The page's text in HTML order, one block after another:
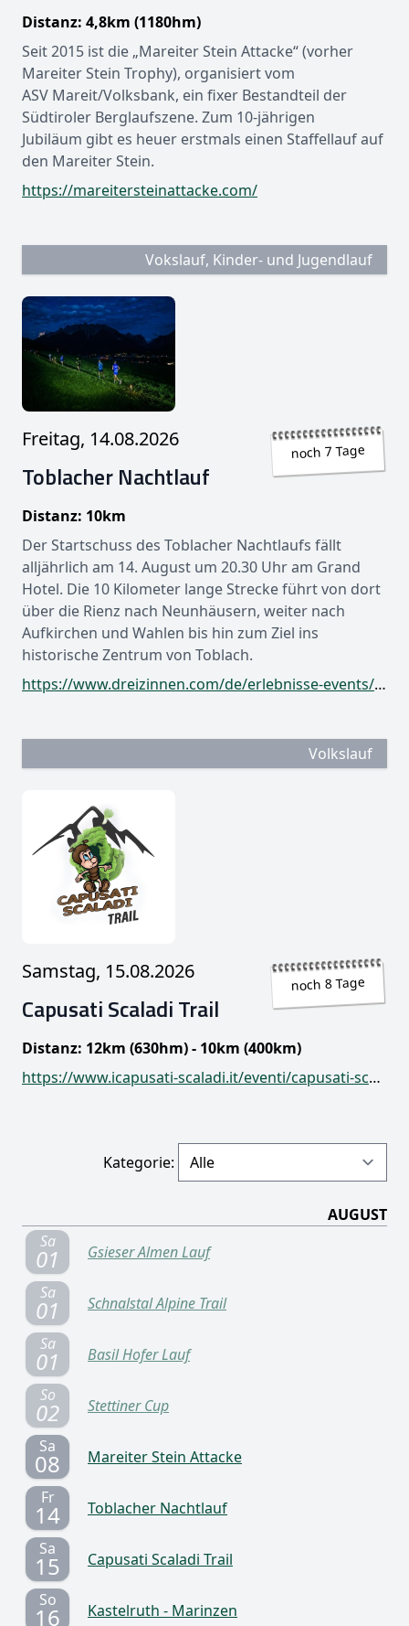
Distanz: 4,8km (1180hm)
Seit 2015 ist die „Mareiter Stein Attacke“ (vorher
Mareiter Stein Trophy), organisiert vom
ASV Mareit/Volksbank, ein fixer Bestandteil der
Südtiroler Berglaufszene. Zum 10-jährigen
Jubiläum gibt es heuer erstmals einen Staffellauf auf
den Mareiter Stein.
https://mareitersteinattacke.com/
Vokslauf, Kinder- und Jugendlauf
noch 7 Tage
Freitag, 14.08.2026
Toblacher Nachtlauf
Distanz: 10km
Der Startschuss des Toblacher Nachtlaufs fällt
alljährlich am 14. August um 20.30 Uhr am Grand
Hotel. Die 10 Kilometer lange Strecke führt von dort
über die Rienz nach Neunhäusern, weiter nach
Aufkirchen und Wahlen bis hin zum Ziel ins
historische Zentrum von Toblach.
https://www.dreizinnen.com/de/erlebnisse-events/toblacher-nachtlauf
Volkslauf
noch 8 Tage
Samstag, 15.08.2026
Capusati Scaladi Trail
Distanz: 12km (630hm) - 10km (400km)
https://www.icapusati-scaladi.it/eventi/capusati-scaladi-trail
Kategorie:
AUGUST
Sa
01
Gsieser Almen Lauf
Sa
01
Schnalstal Alpine Trail
Sa
01
Basil Hofer Lauf
So
02
Stettiner Cup
Sa
08
Mareiter Stein Attacke
Fr
14
Toblacher Nachtlauf
Sa
15
Capusati Scaladi Trail
So
16 Kastelruth - Marinzen